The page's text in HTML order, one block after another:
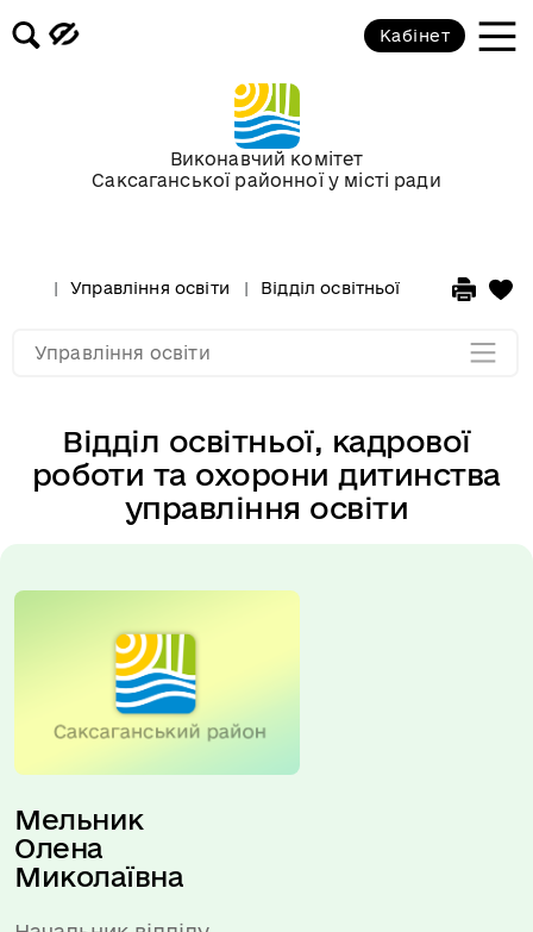
Виконавчий комітет
Саксаганської районної у місті ради
Кабінет
Управління освіти Відділ освітньої, кадрової
Відділ освітньої, кадрової
роботи та охорони дитинства
управління освіти
Мельник
Олена
Миколаївна
Управління освіти
Відділ позашкільної, виховної та
суспільно-просвітницької роботи
управління освіти
Основні завдання та функції
відділу